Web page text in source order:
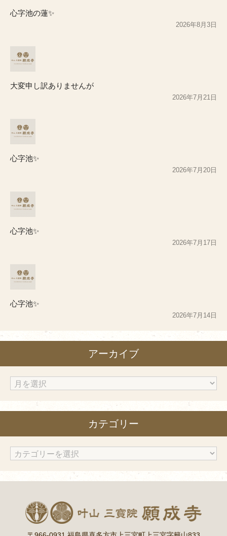
心字池の蓮✨
2026年8月3日
大変申し訳ありませんが
2026年7月21日
心字池✨
2026年7月20日
心字池✨
2026年7月17日
心字池✨
2026年7月14日
アーカイブ
ア
カ
ブ
カテゴリー
カ
ゴ